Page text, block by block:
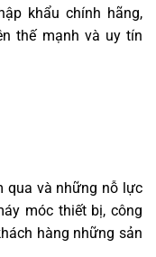
khẩu chính hãng,
thế mạnh và uy tín
qua và những nỗ lực
móc thiết bị, công
hàng những sản